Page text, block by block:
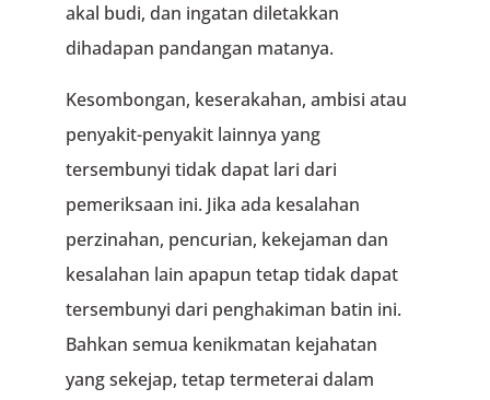
akal budi, dan ingatan diletakkan
dihadapan pandangan matanya.
Kesombongan, keserakahan, ambisi atau
penyakit-penyakit lainnya yang
tersembunyi tidak dapat lari dari
pemeriksaan ini. Jika ada kesalahan
perzinahan, pencurian, kekejaman dan
kesalahan lain apapun tetap tidak dapat
tersembunyi dari penghakiman batin ini.
Bahkan semua kenikmatan kejahatan
yang sekejap, tetap termeterai dalam